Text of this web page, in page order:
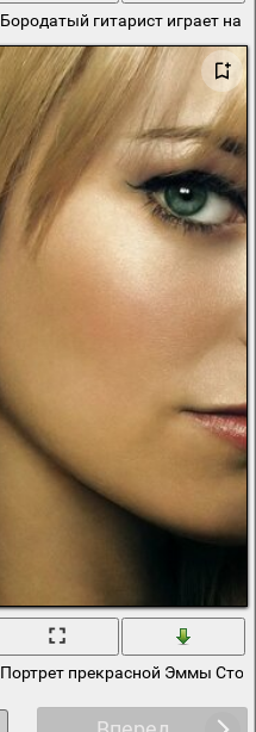
Бородатый гитарист играет на
Портрет прекрасной Эммы